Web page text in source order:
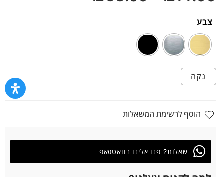
צבע
נקה
הוסף לרשימת המשאלות
שאלות? פנו אלינו בוואטסאפ